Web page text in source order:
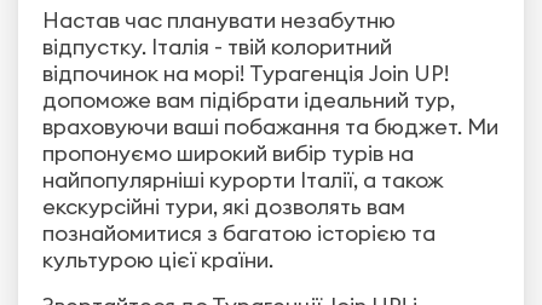
Настав час планувати незабутню
відпустку. Італія - твій колоритний
відпочинок на морі! Турагенція Join UP!
допоможе вам підібрати ідеальний тур,
враховуючи ваші побажання та бюджет. Ми
пропонуємо широкий вибір турів на
найпопулярніші курорти Італії, а також
екскурсійні тури, які дозволять вам
познайомитися з багатою історією та
культурою цієї країни.